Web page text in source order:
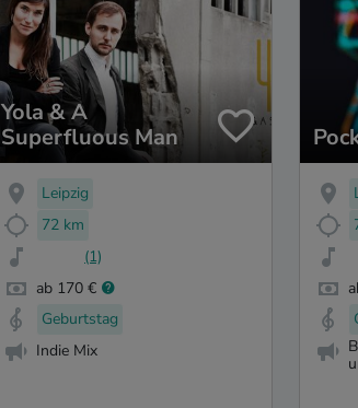
Yola & A
Superfluous Man
Leipzig
72 km
(1)
ab 170 €
Geburtstag
Indie Mix